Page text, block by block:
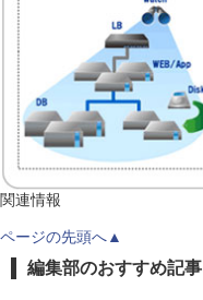
関連情報
ページの先頭へ▲
編集部のおすすめ記事